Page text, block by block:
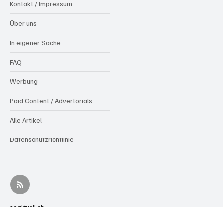
Mehr über soaktuell.ch
Kontakt / Impressum
Über uns
In eigener Sache
FAQ
Werbung
Paid Content / Advertorials
Alle Artikel